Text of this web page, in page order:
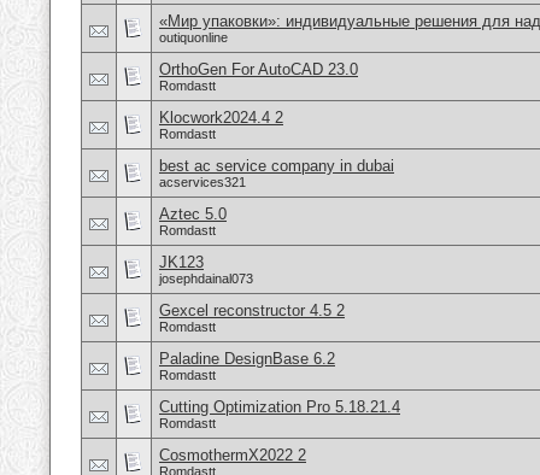
«Мир упаковки»: индивидуальные решения для
outiquonline
OrthoGen For AutoCAD 23.0
Romdastt
Klocwork2024.4 2
Romdastt
best ac service company in dubai
acservices321
Aztec 5.0
Romdastt
JK123
josephdainal073
Gexcel reconstructor 4.5 2
Romdastt
Paladine DesignBase 6.2
Romdastt
Cutting Optimization Pro 5.18.21.4
Romdastt
CosmothermX2022 2
Romdastt